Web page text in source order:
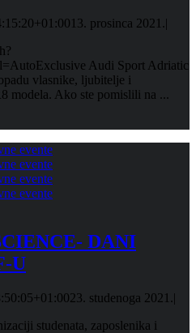
13. prosinca 2021.|
Audi Sport Adriatic
vlasnike, ljubitelje i
modela. Ako ste pomislili na ...
DANI
U
23. studenoga 2021.|
studenata, zaposlenika i